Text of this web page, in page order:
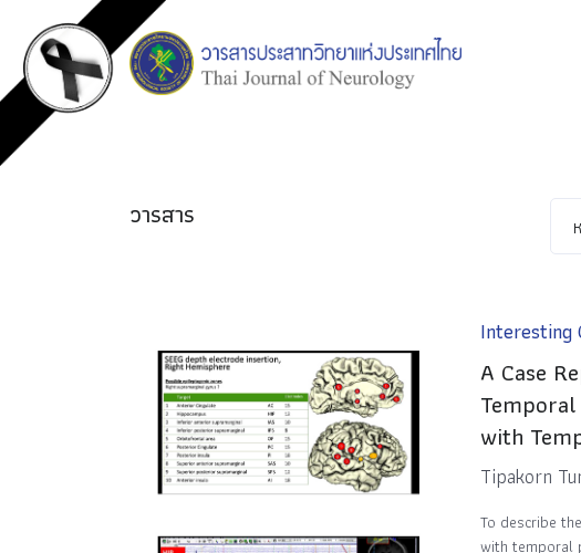
วารสาร
Interesting
A Case
with
Tipakorn
To describe
with temporal